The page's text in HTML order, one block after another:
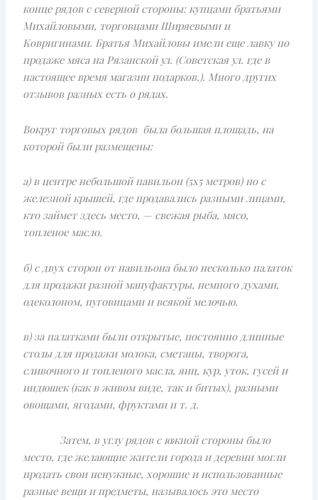
конце рядов с северной стороны: купцами братьями
Михайловыми, торговцами Ширяевыми и
Ковригинами. Братья Михайловы имели еще лавку по
продаже мяса на Рязанской ул. (Советская ул. где в
настоящее время магазин подарков.). Много других
отзывов разных есть о рядах.
Вокруг торговых рядов была большая площадь, на
которой были размещены:
а) в центре небольшой павильон (5х5 метров) но с
железной крышей, где продавались разными лицами,
кто займет здесь место, — свежая рыба, мясо,
топленое масло.
б) с двух сторон от павильона было несколько палаток
для продажи разной мануфактуры, немного духами,
одеколоном, пуговицами и всякой мелочью.
в) за палатками были открытые, постоянно длинные
столы для продажи молока, сметаны, творога,
сливочного и топленого масла, яиц, кур, уток, гусей и
индюшек (как в живом виде, так и битых), разными
овощами, ягодами, фруктами и т. д.
Затем, в углу рядов с южной стороны было
место, где желающие жители города и деревни могли
продать свои ненужные, хорошие и использованные
разные вещи и предметы, называлось это место